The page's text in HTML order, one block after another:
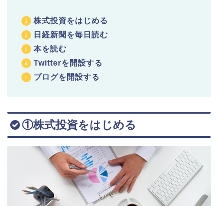
株式投資をはじめる
日経新聞を毎日読む
本を読む
Twitterを開設する
ブログを開設する
①株式投資をはじめる